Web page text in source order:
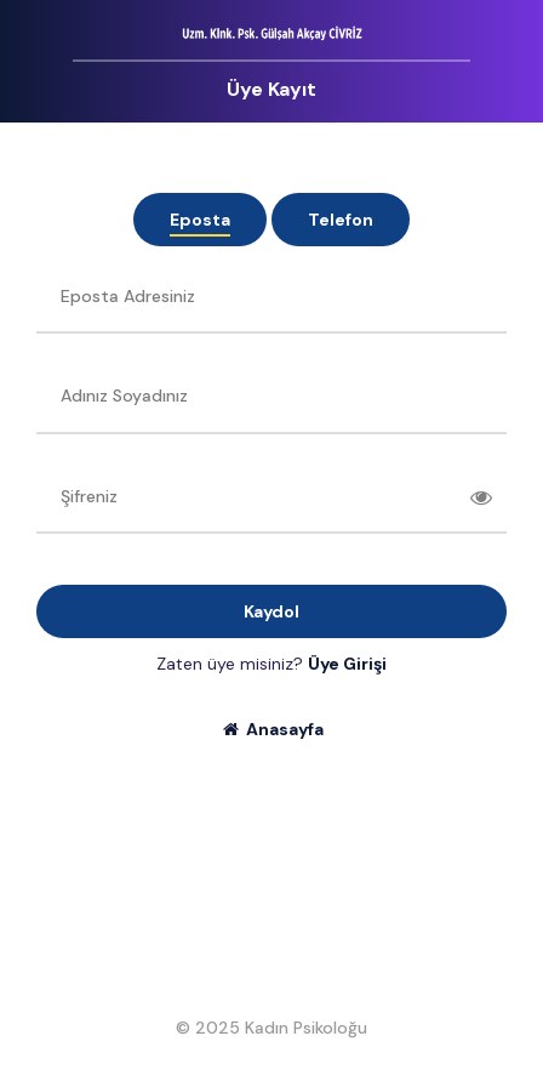
Üye Kayıt
Eposta Telefon
Eposta Adresiniz
Adınız Soyadınız
Şifreniz
Kaydol
Zaten üye misiniz? Üye Girişi
Anasayfa
© 2025 Kadın Psikoloğu